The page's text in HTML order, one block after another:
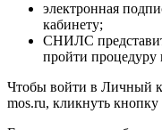
электронная
кабинету;
СНИЛС
пройти
Чтобы войти в Личный
mos.ru, кликнуть